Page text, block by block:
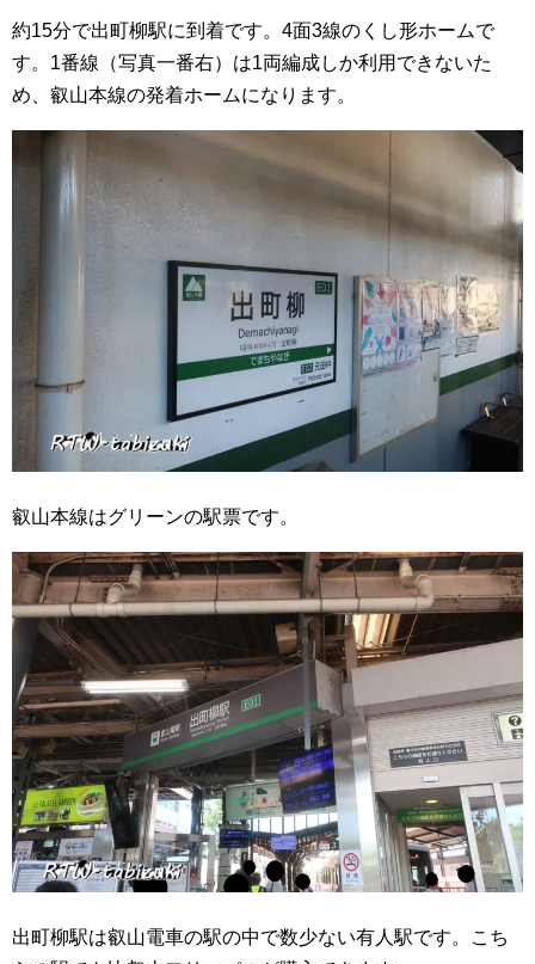
約15分で出町柳駅に到着です。4面3線のくし形ホームで
す。1番線（写真一番右）は1両編成しか利用できないた
め、叡山本線の発着ホームになります。
叡山本線はグリーンの駅票です。
出町柳駅は叡山電車の駅の中で数少ない有人駅です。こち